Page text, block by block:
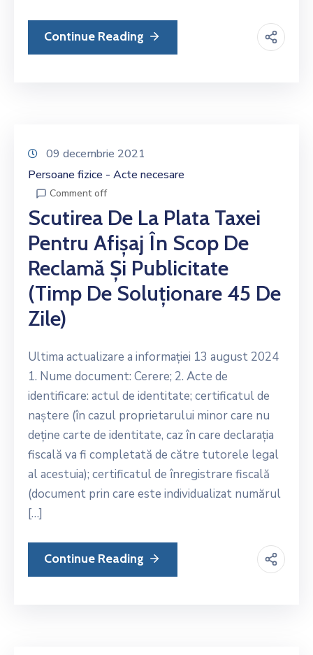
Continue Reading
09 decembrie 2021
Persoane fizice - Acte necesare
Comment off
Scutirea De La Plata Taxei
Pentru Afișaj În Scop De
Reclamă Și Publicitate
(timp De Soluționare 45 De
Zile)
Ultima actualizare a informației 13 august 2024
1. Nume document: Cerere; 2. Acte de
identificare: actul de identitate; certificatul de
naștere (în cazul proprietarului minor care nu
deține carte de identitate, caz în care declarația
fiscală va fi completată de către tutorele legal
al acestuia); certificatul de înregistrare fiscală
(document prin care este individualizat numărul
[…]
Continue Reading